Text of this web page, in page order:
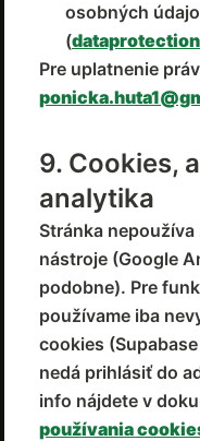
osobných
(
Pre uplatnenie
9. Cookies,
analytika
Stránka
nástroje (Google
podobne). Pre
používame iba
cookies
nedá prihlásiť do
info nájdete v
používania